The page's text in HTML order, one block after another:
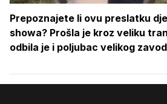
Prepoznajete li ovu preslatku
showa? Prošla je kroz veliku
odbila je i poljubac velikog